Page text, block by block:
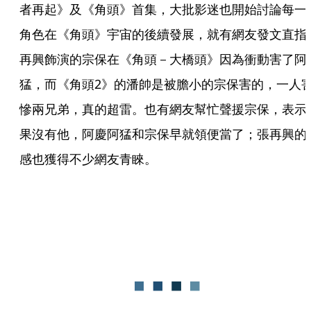
者再起》及《角頭》首集，大批影迷也開始討論每一
角色在《角頭》宇宙的後續發展，就有網友發文直指
再興飾演的宗保在《角頭－大橋頭》因為衝動害了阿
猛，而《角頭2》的潘帥是被膽小的宗保害的，一人
慘兩兄弟，真的超雷。也有網友幫忙聲援宗保，表示
果沒有他，阿慶阿猛和宗保早就領便當了；張再興的
感也獲得不少網友青睞。